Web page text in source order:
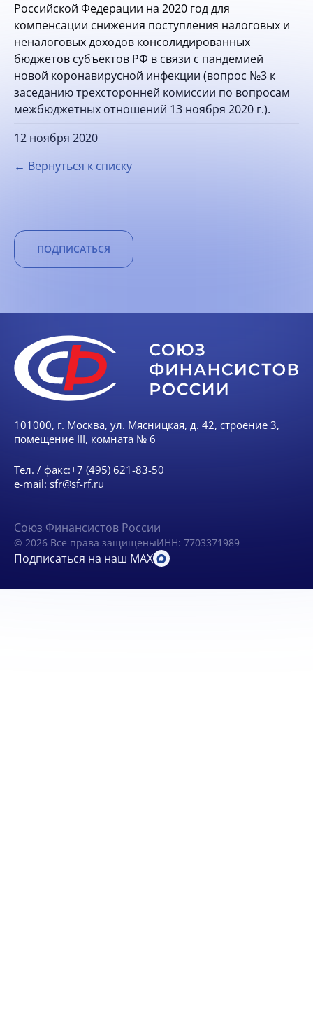
Российской Федерации на 2020 год для
компенсации снижения поступления налоговых и
неналоговых доходов консолидированных
бюджетов субъектов РФ в связи с пандемией
новой коронавирусной инфекции (вопрос №3 к
заседанию трехсторонней комиссии по вопросам
межбюджетных отношений 13 ноября 2020 г.).
12 ноября 2020
← Вернуться к списку
ПОДПИСАТЬСЯ
101000, г. Москва, ул. Мясницкая, д. 42, строение 3,
помещение III, комната № 6
Тел. / факс:+7 (495) 621-83-50
e-mail: sfr@sf-rf.ru
Союз Финансистов России
© 2026 Все права защищеныИНН: 7703371989
Подписаться на наш MAX